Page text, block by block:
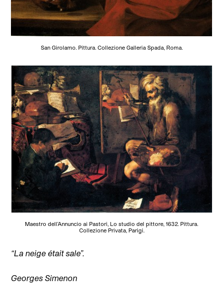
San Girolamo. Pittura. Collezione Galleria Spada, Roma.
Maestro dell’Annuncio ai Pastori, Lo studio del pittore, 1632. Pittura.
Collezione Privata, Parigi.
“La neige était sale”.
Georges Simenon